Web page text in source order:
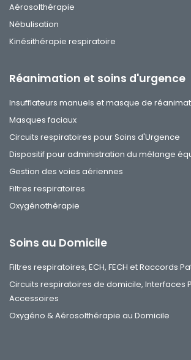
Aérosolthérapie
Nébulisation
Kinésithérapie respiratoire
Réanimation et soins d'urgence
Insufflateurs manuels et masque de
Masques faciaux
Circuits respiratoires pour Soins d'Urgence
Dispositif pour administration du mélange
Gestion des voies aériennes
Filtres respiratoires
Oxygénothérapie
Soins au Domicile
Filtres respiratoires, ECH, FECH et Raccords
Circuits respiratoires de domicile, Interfaces
Accessoires
Oxygéno & Aérosolthérapie au Domicile